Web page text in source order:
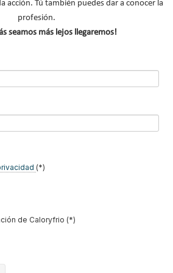
acción. Tú también puedes dar a conocer la
profesión.
seamos más lejos llegaremos!
(*)
de Caloryfrio (*)